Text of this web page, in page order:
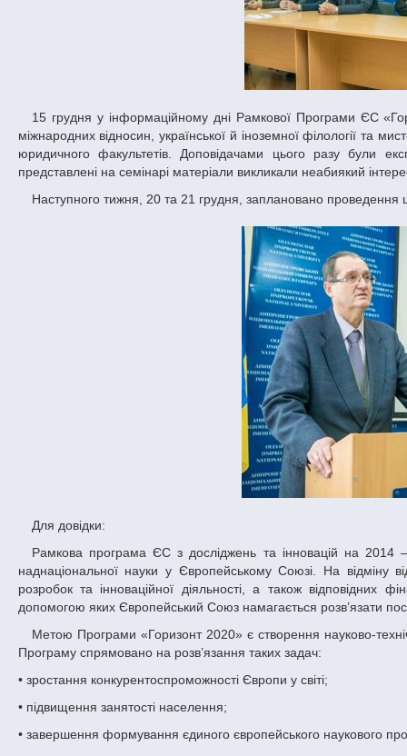
15 грудня у інформаційному дні Рамкової Програми ЄС «Горизонт 2020» взяли участь провідні науковці факультетів суспільних наук та
міжнародних відносин, української й іноземної філології та
юридичного факультетів. Доповідачами цього разу були
представлені на семінарі матеріали викликали неабиякий
Наступного тижня, 20 та 21 грудня, заплановано
Для довідки:
Рамкова програма ЄС з досліджень та інновацій на 2014 – 2020 рр. «Горизонт 2020» є восьмою за рахунком програмою підтримки
наднаціональної науки у Європейському Союзі. На відміну
розробок та інноваційної діяльності, а також відповідних
допомогою яких Європейський Союз намагається розв’язати
Метою Програми «Горизонт 2020» є створення науково-технічної основи для прискореного та стабільного економічного розвитку Європи.
Програму спрямовано на розв’язання таких задач:
• зростання конкурентоспроможності Європи у світі;
• підвищення занятості населення;
• завершення формування єдиного європейського наукового